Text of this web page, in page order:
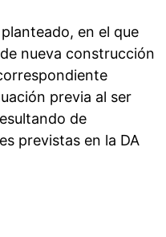
en el que
nueva construcción
previa al ser
de
previstas en la DA